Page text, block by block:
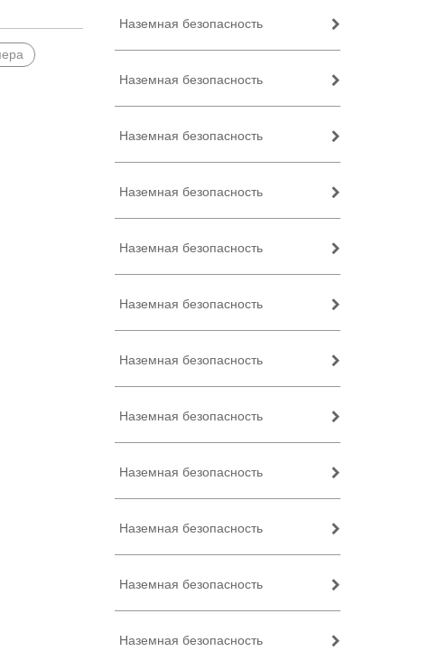
Наземная безопасность
Наземная безопасность
Наземная безопасность
Наземная безопасность
Наземная безопасность
Наземная безопасность
Наземная безопасность
Наземная безопасность
Наземная безопасность
Наземная безопасность
Наземная безопасность
Наземная безопасность